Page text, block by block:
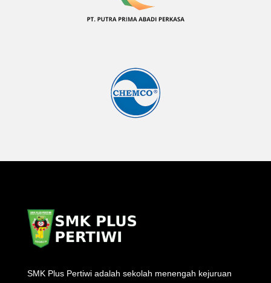
SMK Plus Pertiwi adalah sekolah menengah kejuruan